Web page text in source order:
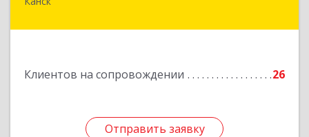
Клиентов на сопровождении 26
Отправить заявку
Отправить заявку